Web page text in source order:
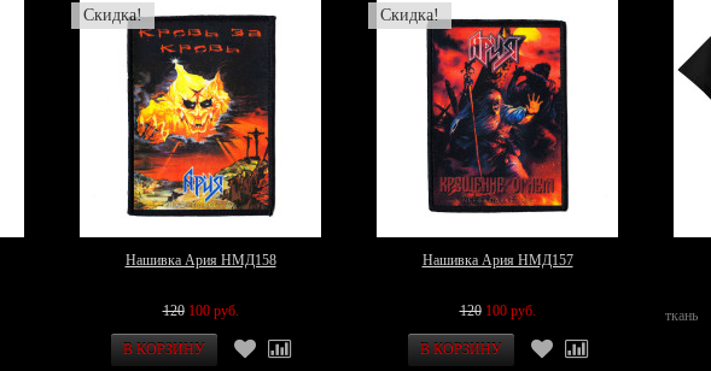
Скидка!
Нашивка Ария НМД158
120 100 руб.
Скидка!
Нашивка Ария НМД157
120 100 руб. ткань